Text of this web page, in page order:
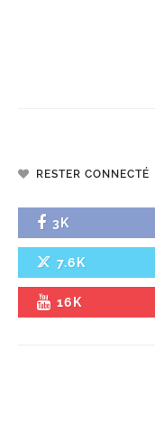
RESTER CONNECTÉ
3K
7.6K
16K